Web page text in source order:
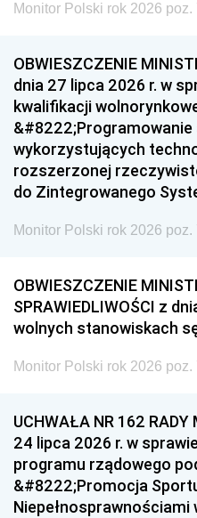
Monitor Polski rok 2026 poz.
OBWIESZCZENIE
dnia 27 lipca 2026 r. w
kwalifikacji
&#8222;Programowanie
wykorzystujących
rozszerzonej
do Zintegrowanego
Monitor Polski rok 2026 poz.
OBWIESZCZENIE
SPRAWIEDLIWOŚCI z
wolnych stanowiskach
Monitor Polski rok 2026 poz.
UCHWAŁA NR 162
24 lipca 2026 r. w
programu rządowego
&#8222;Promocja
Niepełnosprawnościami